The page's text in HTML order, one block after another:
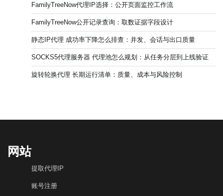
FamilyTreeNow代理IP选择：公开页面监控工作流
FamilyTreeNow公开记录查询：取数证据字段设计
静态IP代理 成功率下降怎么排查：并发、会话与出口质量
SOCKS5代理服务器 代理池怎么规划：从任务分层到上线验证
旋转轮换代理 长期运行清单：质量、成本与风险控制
网站
提取代理IP
账号注册